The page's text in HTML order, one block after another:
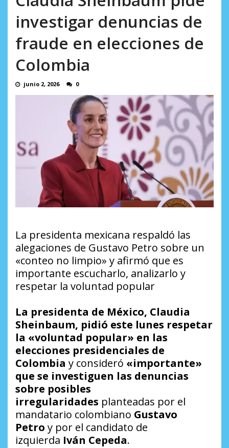
investigar denuncias de
fraude en elecciones de
Colombia
junio 2, 2026 0
La presidenta mexicana respaldó las
alegaciones de Gustavo Petro sobre un
«conteo no limpio» y afirmó que es
importante escucharlo, analizarlo y
respetar la voluntad popular
La presidenta de México, Claudia
Sheinbaum, pidió este lunes respetar
la «voluntad popular» en las
elecciones presidenciales de
Colombia y consideró «importante»
que se investiguen las denuncias
sobre posibles
irregularidades planteadas por el
mandatario colombiano Gustavo
Petro y por el candidato de
izquierda Iván Cepeda.